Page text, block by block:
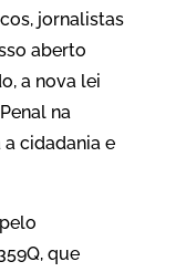
jornalistas
aberto
a nova lei
na
cidadania e
que